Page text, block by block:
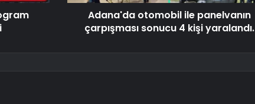
Adana'da otomobil ile panelvanın
çarpışması sonucu 4 kişi yaralandı.